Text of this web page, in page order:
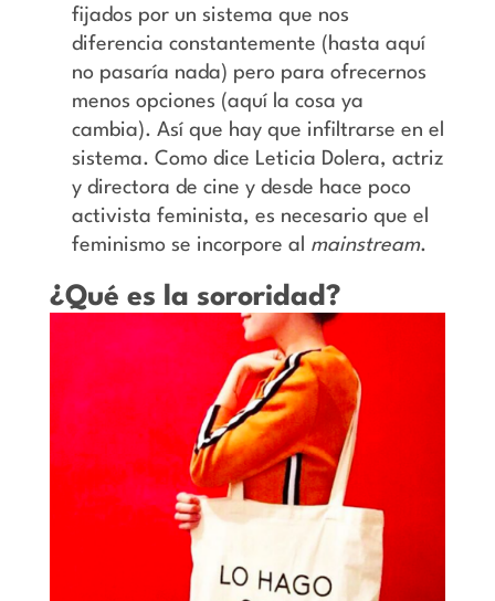
fijados por un sistema que nos
diferencia constantemente (hasta aquí
no pasaría nada) pero para ofrecernos
menos opciones (aquí la cosa ya
cambia). Así que hay que infiltrarse en el
sistema. Como dice Leticia Dolera, actriz
y directora de cine y desde hace poco
activista feminista, es necesario que el
feminismo se incorpore al mainstream.
¿Qué es la sororidad?